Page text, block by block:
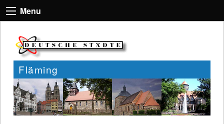
Menu
Fläming